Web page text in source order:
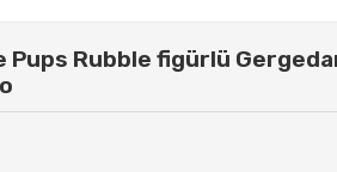
Pups Rubble figürlü